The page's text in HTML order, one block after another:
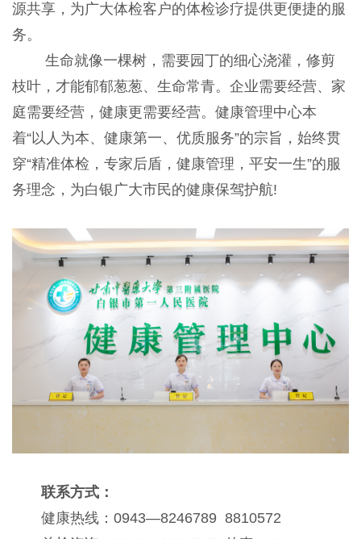
源共享，为广大体检客户的体检诊疗提供更便捷的服
务。
生命就像一棵树，需要园丁的细心浇灌，修剪
枝叶，才能郁郁葱葱、生命常青。企业需要经营、家
庭需要经营，健康更需要经营。健康管理中心本
着“以人为本、健康第一、优质服务”的宗旨，始终贯
穿“精准体检，专家后盾，健康管理，平安一生”的服
务理念，为白银广大市民的健康保驾护航!
联系方式：
健康热线：0943—8246789 8810572